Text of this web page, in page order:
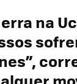
na